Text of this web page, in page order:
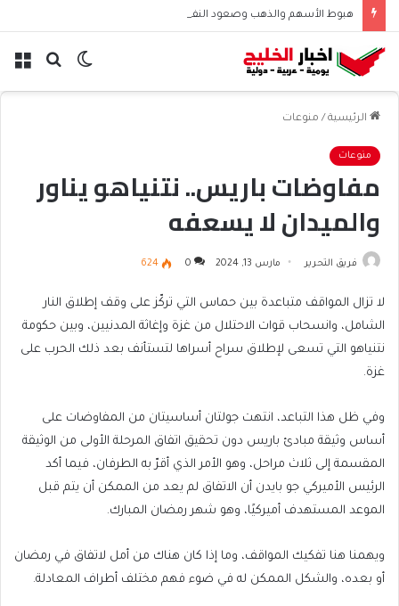
هبوط الأسهم والذهب وصعود النفط يعقّد مسار الفدرالي
بحث الوضع
الرئيسية / منوعات
منوعات
مفاوضات باريس.. نتنياهو يناور
والميدان لا يسعفه
فريق التحرير مارس 13, 2024 0
624
لا تزال المواقف متباعدة بين حماس التي تركّز على وقف إطلاق النار
الشامل، وانسحاب قوات الاحتلال من غزة وإغاثة المدنيين، وبين حكومة
نتنياهو التي تسعى لإطلاق سراح أسراها لتستأنف بعد ذلك الحرب على
غزة.
وفي ظل هذا التباعد، انتهت جولتان أساسيتان من المفاوضات على
أساس وثيقة مبادئ باريس دون تحقيق اتفاق المرحلة الأولى من الوثيقة
المقسمة إلى ثلاث مراحل، وهو الأمر الذي أقرّ به الطرفان، فيما أكد
الرئيس الأميركي جو بايدن أن الاتفاق لم يعد من الممكن أن يتم قبل
الموعد المستهدف أميركيًا، وهو شهر رمضان المبارك.
ويهمنا هنا تفكيك المواقف، وما إذا كان هناك من أمل لاتفاق في رمضان
أو بعده، والشكل الممكن له في ضوء فهم مختلف أطراف المعادلة.